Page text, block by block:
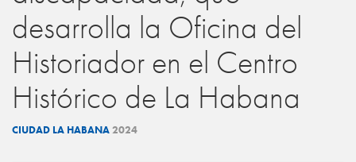
desarrolla la Oficina del
Historiador en el Centro
Histórico de La Habana
CIUDAD LA HABANA2024